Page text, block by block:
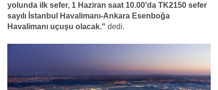
yolunda ilk sefer, 1 Haziran saat 10.00'da TK2150 sefer
sayılı İstanbul Havalimanı-Ankara Esenboğa
Havalimanı uçuşu olacak." dedi.